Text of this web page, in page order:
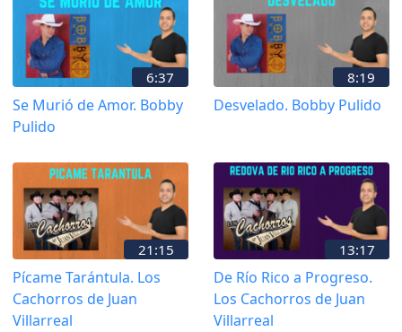
6:37
Se Murió de Amor. Bobby
Pulido
8:19
Desvelado. Bobby Pulido
21:15
Pícame Tarántula. Los
Cachorros de Juan
Villarreal
13:17
De Río Rico a Progreso.
Los Cachorros de Juan
Villarreal